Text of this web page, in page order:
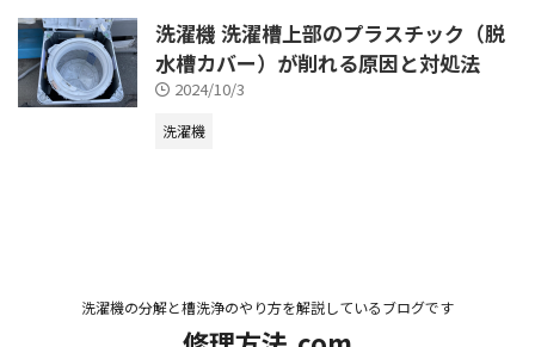
洗濯機 洗濯槽上部のプラスチック（脱
水槽カバー）が削れる原因と対処法
2024/10/3
洗濯機
洗濯機の分解と槽洗浄のやり方を解説しているブログです